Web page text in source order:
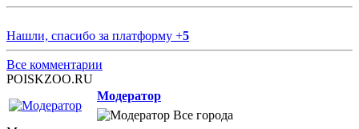
Нашли, спасибо за платформу +5
Все комментарии
POISKZOO.RU
Модератор
Все города